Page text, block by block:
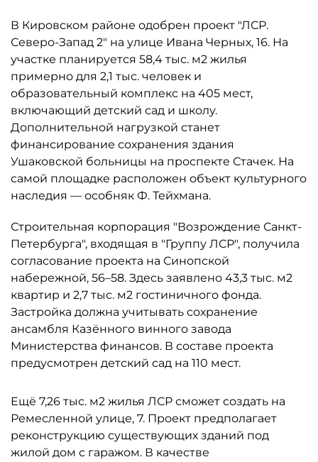
В Кировском районе одобрен проект "ЛСР.
Северо-Запад 2" на улице Ивана Черных, 16. На
участке планируется 58,4 тыс. м2 жилья
примерно для 2,1 тыс. человек и
образовательный комплекс на 405 мест,
включающий детский сад и школу.
Дополнительной нагрузкой станет
финансирование сохранения здания
Ушаковской больницы на проспекте Стачек. На
самой площадке расположен объект культурного
наследия — особняк Ф. Тейхмана.
Строительная корпорация "Возрождение Санкт-
Петербурга", входящая в "Группу ЛСР", получила
согласование проекта на Синопской
набережной, 56–58. Здесь заявлено 43,3 тыс. м2
квартир и 2,7 тыс. м2 гостиничного фонда.
Застройка должна учитывать сохранение
ансамбля Казённого винного завода
Министерства финансов. В составе проекта
предусмотрен детский сад на 110 мест.
Ещё 7,26 тыс. м2 жилья ЛСР сможет создать на
Ремесленной улице, 7. Проект предполагает
реконструкцию существующих зданий под
жилой дом с гаражом. В качестве